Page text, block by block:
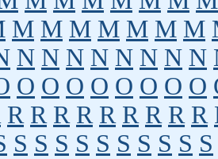
M M M M M M M
N N N N N N N N
O O O O O O O O
R R R R R R R R R
S S S S S S S S S S